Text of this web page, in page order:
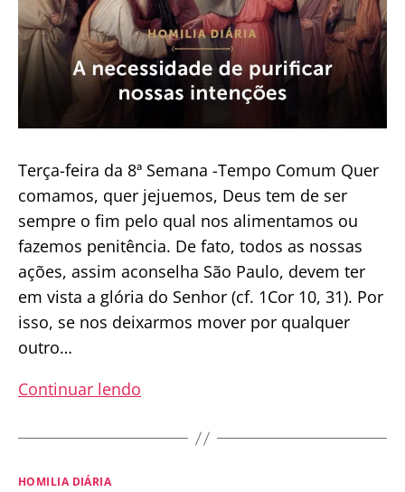
Terça-feira da 8ª Semana -Tempo Comum Quer
comamos, quer jejuemos, Deus tem de ser
sempre o fim pelo qual nos alimentamos ou
fazemos penitência. De fato, todos as nossas
ações, assim aconselha São Paulo, devem ter
em vista a glória do Senhor (cf. 1Cor 10, 31). Por
isso, se nos deixarmos mover por qualquer
outro…
Continuar lendo
|
Categorias
HOMILIA DIÁRIA